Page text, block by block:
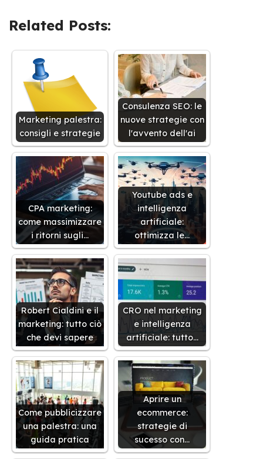
Related Posts:
Marketing palestra:
consigli e strategie
Consulenza SEO: le
nuove strategie con
l'avvento dell'ai
CPA marketing:
come massimizzare
i ritorni sugli…
Youtube ads e
intelligenza
artificiale:
ottimizza le…
Robert Cialdini e il
marketing: tutto ciò
che devi sapere
CRO nel marketing
e intelligenza
artificiale: tutto…
Come pubblicizzare
una palestra: una
guida pratica
Aprire un
ecommerce:
strategie di
sucesso con…